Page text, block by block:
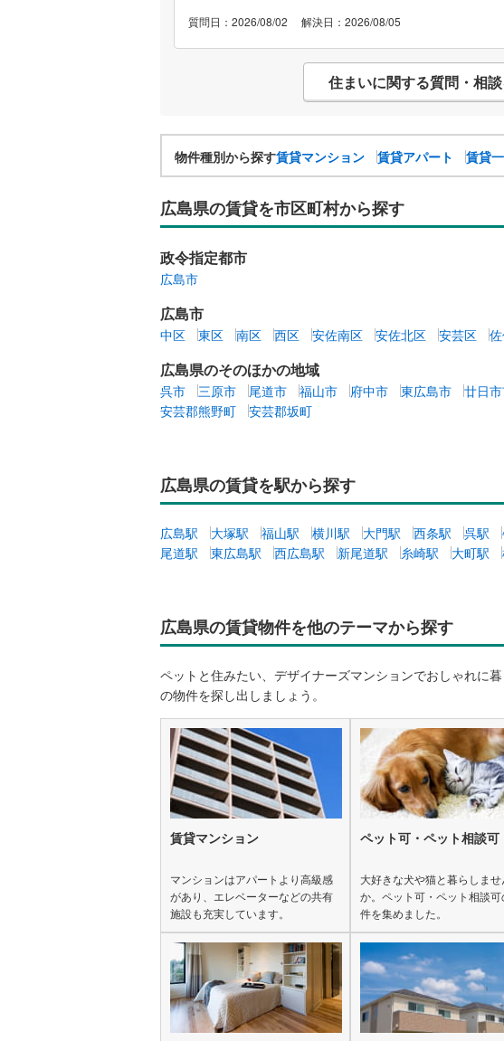
れるようになり。 もしや真上の部屋の床下から私の
いかと考え、室内の天井のダウンライトを全部ふさい
が今度はコバエが大量に現れるようになり、今はもう
イと電気殺虫灯を家中に設置し、日々大量の死骸を始
す。 ハエ出現以来、自宅で料理する気にならず、買っ
と管理会社担当者と何度か話をしたところ、管理会社
体を運び出した後はそのままになっている状態で、管
で室内の清掃をする方向なのだそうですが、室内に残
ともあり、特殊清掃を含めて衛生面での根本的解決は
まま日数が経過すると真上の部屋の中の害虫はいつか
くらい日数がかかるのか ②今後、害虫の顔ぶれはどう
などは屋外から私の居室に侵入しているのか、それと
入しているのか、それを私の居室側で完全に遮断する
いします。 ○○と△△を悩んでいます。 ○○と△△を悩ん
質問日：2026/08/02 解決日：2026/08/05
住まいに関する質問・相
物件種別から探す賃貸マンション 賃貸アパート 賃貸
広島県の賃貸を市区町村から探す
政令指定都市
広島市
広島市
中区 東区 南区 西区 安佐南区 安佐北区 安芸区
広島県のそのほかの地域
呉市 三原市 尾道市 福山市 府中市 東広島市 廿日
安芸郡熊野町
安芸郡坂町
広島県の賃貸を駅から探す
広島駅 大塚駅 福山駅 横川駅 大門駅 西条駅 呉駅
尾道駅
東広島駅 西広島駅 新尾道駅 糸崎駅 大町駅
広島県の賃貸物件を他のテーマから探す
ペットと住みたい、デザイナーズマンションでおしゃれに
の物件を探し出しましょう。
賃貸マンション
マンションはアパートより高級感
があり、エレベーターなどの共有
施設も充実しています。
ペット可・ペット相談可
大好きな犬や猫と暮らしませ
か。ペット可・ペット相談可
件を集めました。